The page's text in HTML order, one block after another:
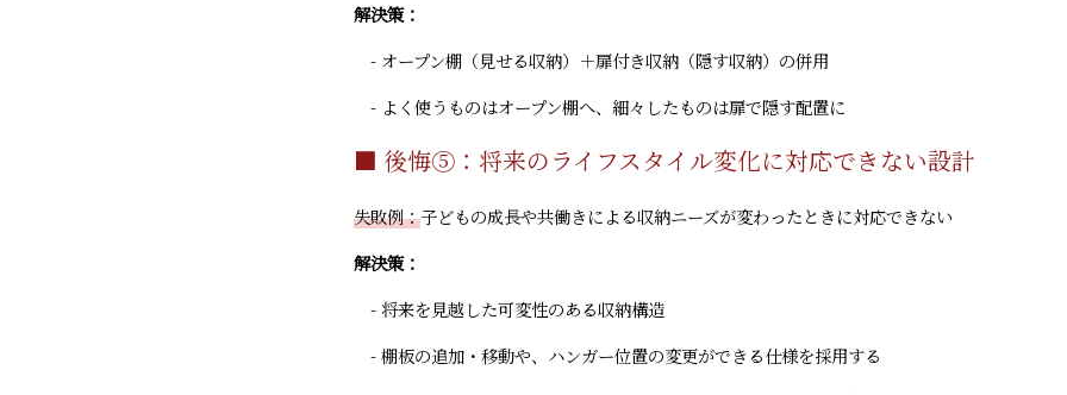
解決策：
- オープン棚（見せる収納）＋扉付き収納（隠す収納）の併用
- よく使うものはオープン棚へ、細々したものは扉で隠す配置に
■ 後悔⑤：将来のライフスタイル変化に対応できない設計
失敗例：子どもの成長や共働きによる収納ニーズが変わったときに対応できない
解決策：
- 将来を見越した可変性のある収納構造
- 棚板の追加・移動や、ハンガー位置の変更ができる仕様を採用する